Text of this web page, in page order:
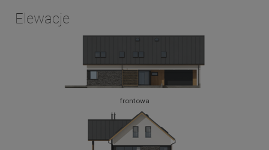
Elewacje
frontowa